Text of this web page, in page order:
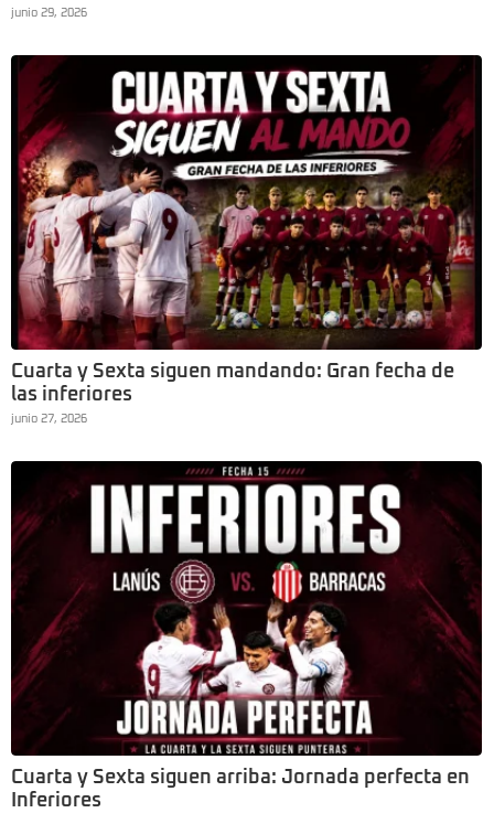
junio 29, 2026
Cuarta y Sexta siguen mandando: Gran fecha de
las inferiores
junio 27, 2026
Cuarta y Sexta siguen arriba: Jornada perfecta en
Inferiores